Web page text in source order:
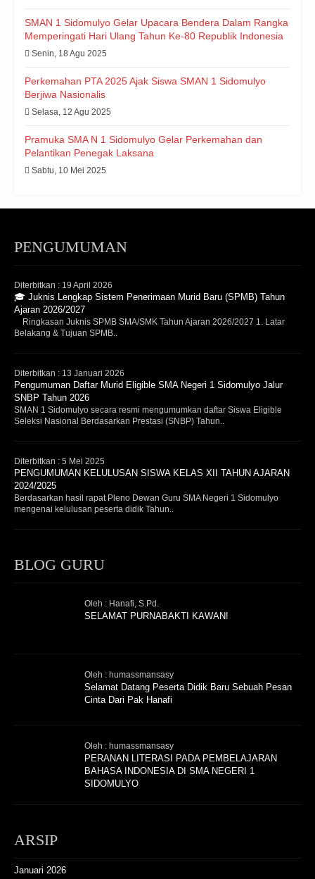
SMAN 1 Sidomulyo Gelar Upacara Bendera Dalam Rangka
Memperingati Hari Ulang Tahun Ke-80 Republik Indonesia
Senin, 18 Agu 2025
Perkemahan PTA 2025 Ajak Siswa SMAN 1 Sidomulyo
Berjiwa Nasionalis
Selasa, 12 Agu 2025
Pramuka SMA N 1 Sidomulyo Gelar Perkemahan dan
Pelantikan Penegak Laksana
Sabtu, 10 Mei 2025
PENGUMUMAN
Diterbitkan : 19 April 2026
🎓 Juknis Lengkap Sistem Penerimaan Murid Baru (SPMB) Tahun
Ajaran 2026/2027
Ringkasan Juknis SPMB SMA/SMK Tahun Ajaran 2026/2027 1. Latar
Belakang & Tujuan SPMB..
Diterbitkan : 13 Januari 2026
Pengumuman Daftar Murid Eligible SMA Negeri 1 Sidomulyo Jalur
SNBP Tahun 2026
SMAN 1 Sidomulyo secara resmi mengumumkan daftar Siswa Eligible
Seleksi Nasional Berdasarkan Prestasi (SNBP) Tahun..
Diterbitkan : 5 Mei 2025
PENGUMUMAN KELULUSAN SISWA KELAS XII TAHUN AJARAN
2024/2025
Berdasarkan hasil rapat Pleno Dewan Guru SMA Negeri 1 Sidomulyo
mengenai kelulusan peserta didik Tahun..
BLOG GURU
Oleh : Hanafi, S.Pd.
SELAMAT PURNABAKTI KAWAN!
Oleh : humassmansasy
Selamat Datang Peserta Didik Baru Sebuah Pesan
Cinta Dari Pak Hanafi
Oleh : humassmansasy
PERANAN LITERASI PADA PEMBELAJARAN
BAHASA INDONESIA DI SMA NEGERI 1
SIDOMULYO
ARSIP
Januari 2026